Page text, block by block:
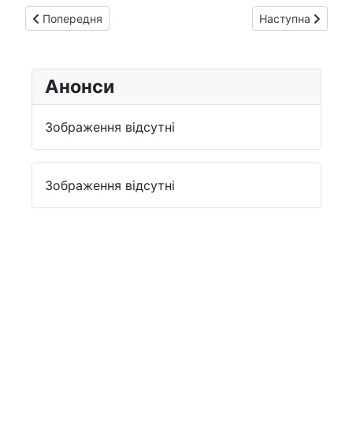
Попередня стаття: Наукова публікація Віктора Вергунова
Попередня Наступна
Наступна
Анонси
Зображення відсутні
Зображення відсутні